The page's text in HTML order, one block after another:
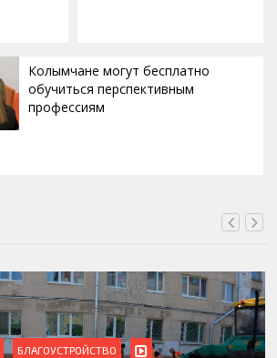
Колымчане могут бесплатно
обучиться перспективным
профессиям
ВИДЕОРЕПОРТАЖИ